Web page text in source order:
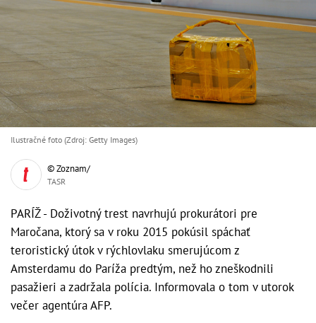
Ilustračné foto (Zdroj: Getty Images)
© Zoznam/
TASR
PARÍŽ - Doživotný trest navrhujú prokurátori pre
Maročana, ktorý sa v roku 2015 pokúsil spáchať
teroristický útok v rýchlovlaku smerujúcom z
Amsterdamu do Paríža predtým, než ho zneškodnili
pasažieri a zadržala polícia. Informovala o tom v utorok
večer agentúra AFP.